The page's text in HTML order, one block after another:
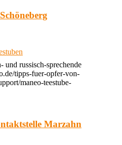
und russisch-sprechende
tipps-fuer-opfer-von-
maneo-teestube-
Marzahn